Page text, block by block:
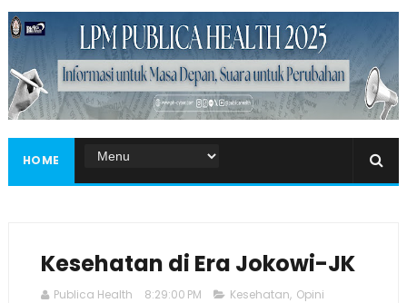
Masukkan iklan disini!
HOME
Kesehatan di Era Jokowi-JK
Publica Health 8:29:00 PM Kesehatan, Opini